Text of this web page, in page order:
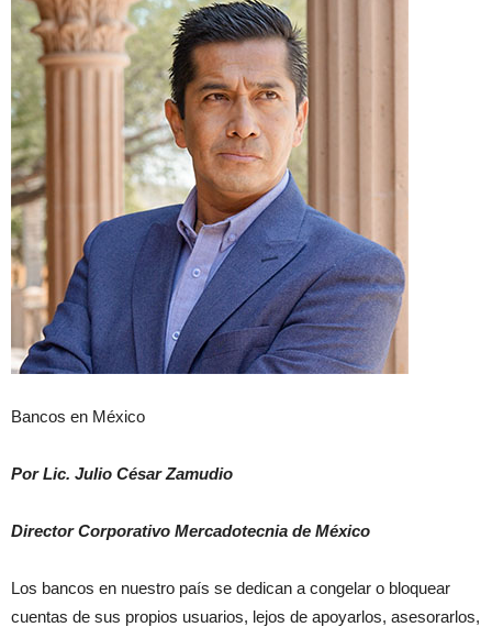
Bancos en México
Por Lic. Julio César Zamudio
Director Corporativo Mercadotecnia de México
Los bancos en nuestro país se dedican a congelar o bloquear
cuentas de sus propios usuarios, lejos de apoyarlos, asesorarlos,